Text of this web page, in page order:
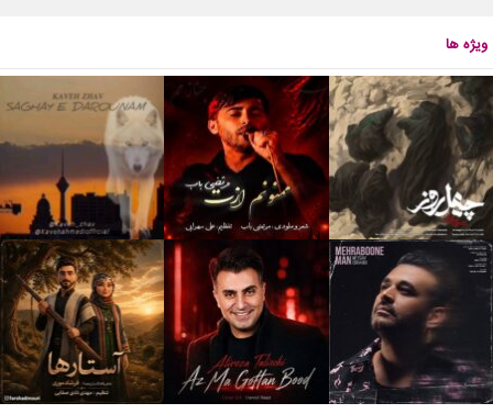
ویژه ها